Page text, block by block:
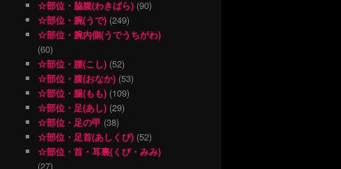
☆部位・脇腹(わきばら) (90)
☆部位・腕(うで) (249)
☆部位・腕内側(うでうちがわ)
(60)
☆部位・腰(こし) (52)
☆部位・腹(おなか) (53)
☆部位・腿(もも) (109)
☆部位・足(あし) (29)
☆部位・足の甲 (38)
☆部位・足首(あしくび) (52)
☆部位・首・耳裏(くび・みみ)
(27)